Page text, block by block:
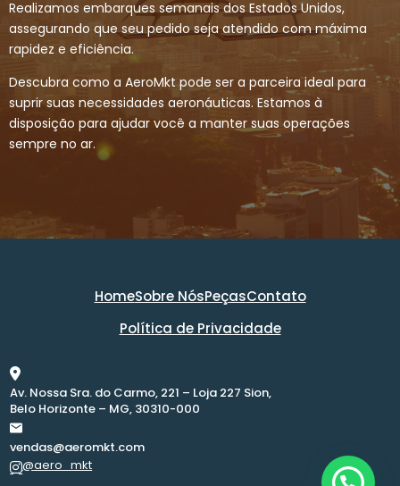
Realizamos embarques semanais dos Estados Unidos,
assegurando que seu pedido seja atendido com máxima
rapidez e eficiência.
Descubra como a AeroMkt pode ser a parceira ideal para
suprir suas necessidades aeronáuticas. Estamos à
disposição para ajudar você a manter suas operações
sempre no ar.
HomeSobre NósPeçasContato
Política de Privacidade
Av. Nossa Sra. do Carmo, 221 – Loja 227 Sion,
Belo Horizonte – MG, 30310-000
vendas@aeromkt.com
@aero_mkt